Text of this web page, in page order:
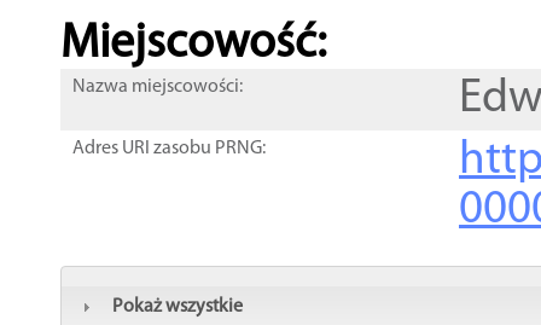
Miejscowość:
Nazwa miejscowości:
Adres URI zasobu PRNG:
Pokaż wszystkie